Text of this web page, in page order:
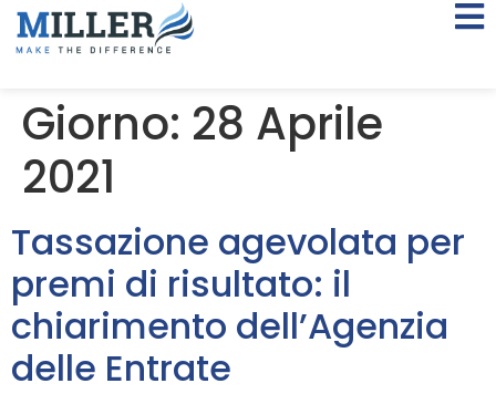
Giorno: 28 Aprile
2021
Tassazione agevolata per
premi di risultato: il
chiarimento dell’Agenzia
delle Entrate